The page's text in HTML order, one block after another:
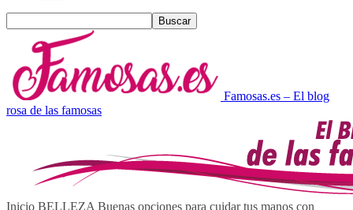
Famosas.es – El blog
rosa de las famosas
Inicio BELLEZA Buenas opciones para cuidar tus manos con